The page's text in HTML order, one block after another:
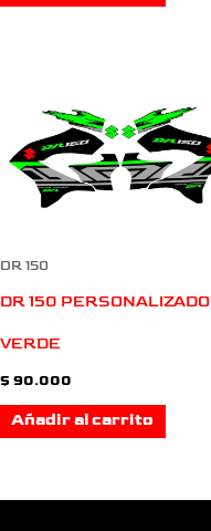
DR 150
DR 150 PERSONALIZADO
VERDE
$ 90.000
Añadir al carrito